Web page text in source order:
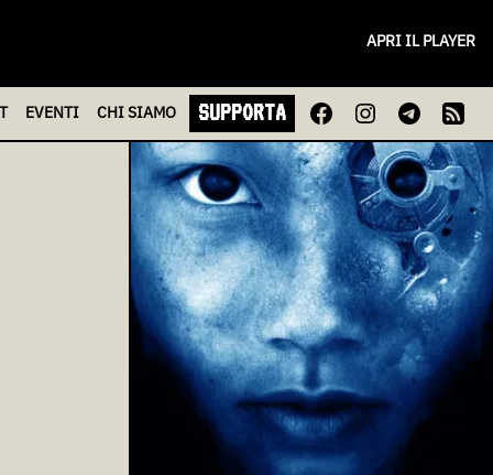
APRI IL PLAYER
EVENTI CHISIAMO SUPPORTA